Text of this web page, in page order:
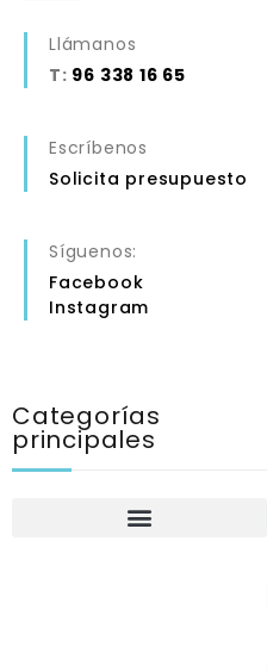
Llámanos
T: 96 338 16 65
Escríbenos
Solicita presupuesto
Síguenos:
Facebook
Instagram
Categorías
principales